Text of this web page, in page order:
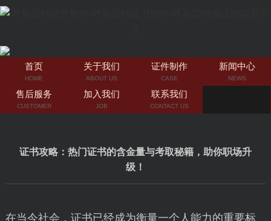
首页
HOME
关于我们
ABOUT US
证件制作
CASE
新闻中心
NEWS
售后服务
CUSTOMER
加入我们
JOB
联系我们
CONTACT US
证书攻略：热门证书的含金量与考取秘籍，助你职场升
级！
在当今社会，证书已经成为衡量一个人能力的重要标